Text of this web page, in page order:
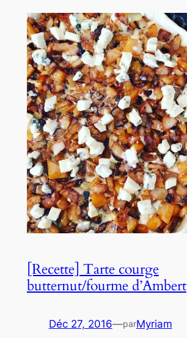
[Recette] Tarte courge
butternut/fourme d’Ambert
Déc 27, 2016—parMyriam